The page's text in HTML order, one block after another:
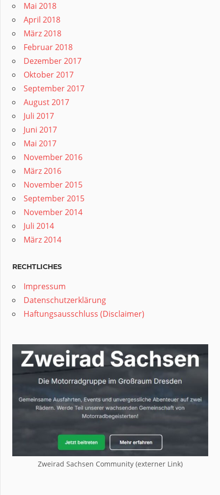
Mai 2018
April 2018
März 2018
Februar 2018
Dezember 2017
Oktober 2017
September 2017
August 2017
Juli 2017
Juni 2017
Mai 2017
November 2016
März 2016
November 2015
September 2015
November 2014
Juli 2014
März 2014
RECHTLICHES
Impressum
Datenschutzerklärung
Haftungsausschluss (Disclaimer)
Zweirad Sachsen Community (externer Link)